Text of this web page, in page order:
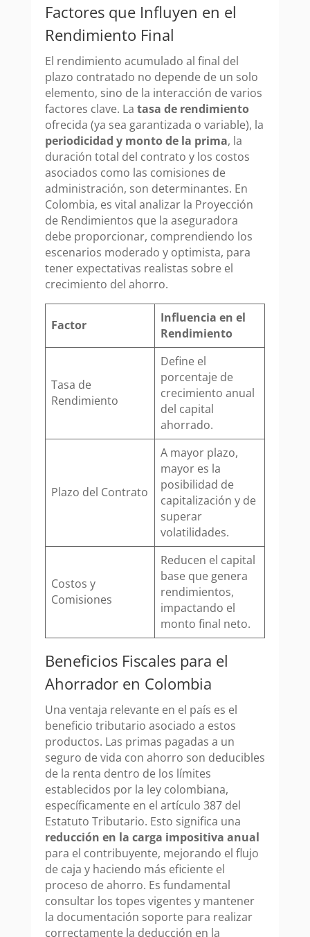
Factores que Influyen en el
Rendimiento Final
El rendimiento acumulado al final del
plazo contratado no depende de un solo
elemento, sino de la interacción de varios
factores clave. La tasa de rendimiento
ofrecida (ya sea garantizada o variable), la
periodicidad y monto de la prima, la
duración total del contrato y los costos
asociados como las comisiones de
administración, son determinantes. En
Colombia, es vital analizar la Proyección
de Rendimientos que la aseguradora
debe proporcionar, comprendiendo los
escenarios moderado y optimista, para
tener expectativas realistas sobre el
crecimiento del ahorro.
Factor
Influencia en el
Rendimiento
Tasa de
Rendimiento
Define el
porcentaje de
crecimiento anual
del capital
ahorrado.
Plazo del Contrato
A mayor plazo,
mayor es la
posibilidad de
capitalización y de
superar
volatilidades.
Costos y
Comisiones
Reducen el capital
base que genera
rendimientos,
impactando el
monto final neto.
Beneficios Fiscales para el
Ahorrador en Colombia
Una ventaja relevante en el país es el
beneficio tributario asociado a estos
productos. Las primas pagadas a un
seguro de vida con ahorro son deducibles
de la renta dentro de los límites
establecidos por la ley colombiana,
específicamente en el artículo 387 del
Estatuto Tributario. Esto significa una
reducción en la carga impositiva anual
para el contribuyente, mejorando el flujo
de caja y haciendo más eficiente el
proceso de ahorro. Es fundamental
consultar los topes vigentes y mantener
la documentación soporte para realizar
correctamente la deducción en la